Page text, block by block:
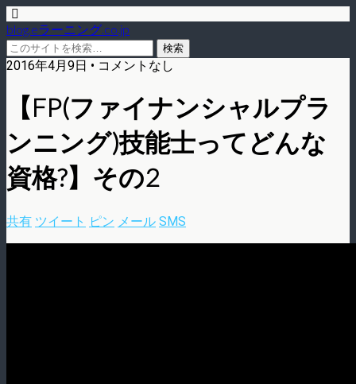
blog.eラーニング.co.jp
2016年4月9日 • コメントなし
【FP(ファイナンシャルプラ
ンニング)技能士ってどんな
資格?】その2
共有 ツイート ピン メール SMS